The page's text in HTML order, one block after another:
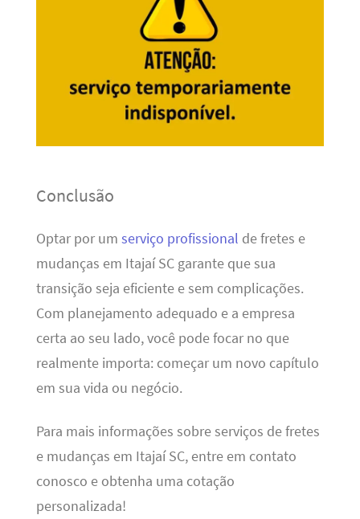
Conclusão
Optar por um serviço profissional de fretes e
mudanças em Itajaí SC garante que sua
transição seja eficiente e sem complicações.
Com planejamento adequado e a empresa
certa ao seu lado, você pode focar no que
realmente importa: começar um novo capítulo
em sua vida ou negócio.
Para mais informações sobre serviços de fretes
e mudanças em Itajaí SC, entre em contato
conosco e obtenha uma cotação
personalizada!